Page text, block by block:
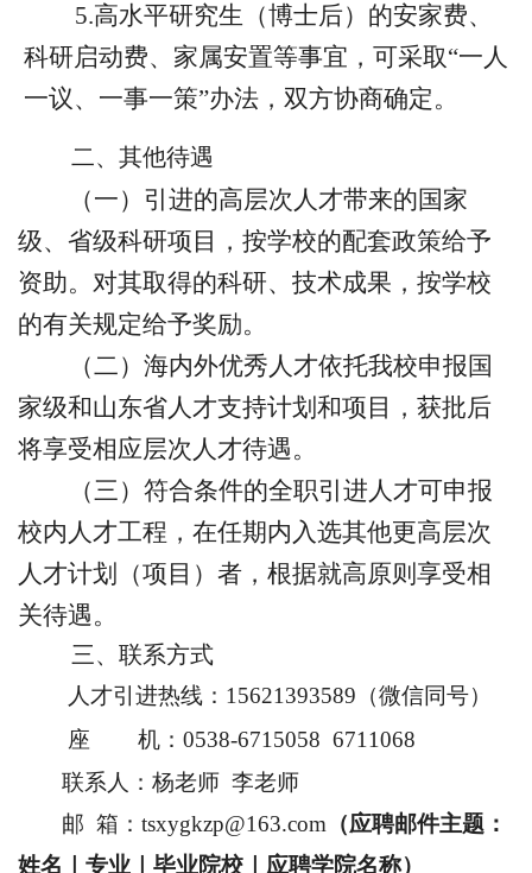
5.高水平研究生（博士后） 的安家费、
科研启动费、 家属安置等事宜，可采取“一人
一议、一事一策”办法，双方协商确定。
二、其他待遇
（一）引进的高层次人才带来的国家
级、省级科研项目，按学校的配套政策给予
资助。对其取得的科研、技术成果，按学校
的有关规定给予奖励。
（二）海内外优秀人才依托我校申报国
家级和山东省人才支持计划和项目，获批后
将享受相应层次人才待遇。
（三）符合条件的全职引进人才可申报
校内人才工程，在任期内入选其他更高层次
人才计划（项目）者，根据就高原则享受相
关待遇。
三、联系方式
人才引进热线： 15621393589（微信同号）
座
机 ： 0538-6715058 671 1068
联系人： 杨老师 李老师
邮 箱： tsxygkzp@163.com （应聘邮件主题：
姓名｜专业｜毕业院校｜应聘学院名称）